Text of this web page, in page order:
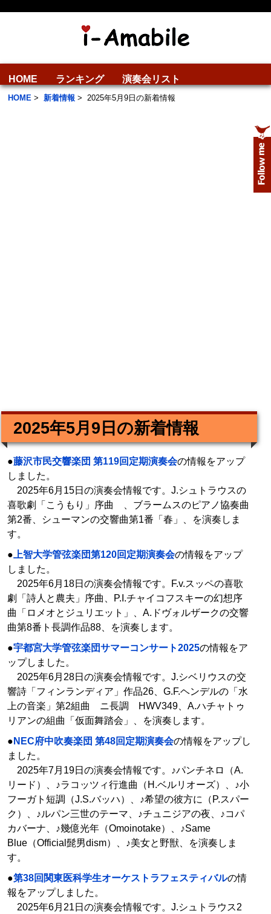
HOME ランキング 演奏会リスト
HOME > 新着情報 > 2025年5月9日の新着情報
2025年5月9日の新着情報
●藤沢市民交響楽団 第119回定期演奏会の情報をアップ
しました。
2025年6月15日の演奏会情報です。J.シュトラウスの
喜歌劇「こうもり」序曲 、ブラームスのピアノ協奏曲
第2番、シューマンの交響曲第1番「春」、を演奏しま
す。
● 上智大学管弦楽団第120回定期演奏会の情報をアップ
しました。
2025年6月18日の演奏会情報です。F.v.スッペの喜歌
劇「詩人と農夫」序曲、P.I.チャイコフスキーの幻想序
曲「ロメオとジュリエット」、A.ドヴォルザークの交響
曲第8番ト長調作品88、を演奏します。
●宇都宮大学管弦楽団サマーコンサート2025の情報をア
ップしました。
2025年6月28日の演奏会情報です。J.シベリウスの交
響詩「フィンランディア」作品26、G.F.ヘンデルの「水
上の音楽」第2組曲 ニ長調 HWV349、A.ハチャトゥ
リアンの組曲「仮面舞踏会」、を演奏します。
● NEC府中吹奏楽団 第48回定期演奏会の情報をアップし
ました。
2025年7月19日の演奏会情報です。♪パンチネロ（A.
リード）、♪ラコッツィ行進曲（H.ベルリオーズ）、♪小
フーガト短調（J.S.バッハ）、♪希望の彼方に（P.スパー
ク）、♪ルパン三世のテーマ、♪チュニジアの夜、♪コパ
カバーナ、♪幾億光年（Omoinotake）、♪Same
Blue（Official髭男dism）、♪美女と野獣、を演奏しま
す。
●第38回関東医科学生オーケストラフェスティバルの情
報をアップしました。
2025年6月21日の演奏会情報です。J.シュトラウス2